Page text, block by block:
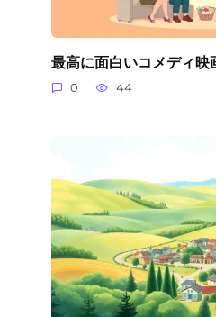
最高に面白いコメディ映
0 44